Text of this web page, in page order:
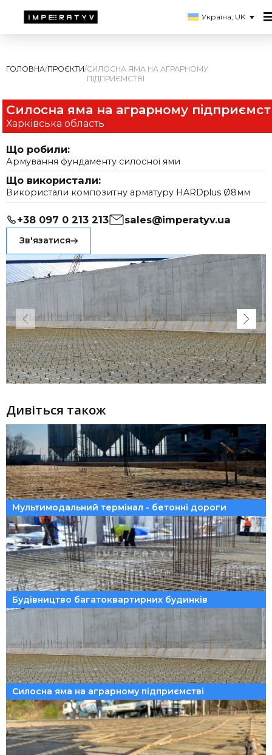
Україна, UK
ГОЛОВНА/ПРОЄКТИ/СИЛОСНА ЯМА НА АГРАРНОМУ
ПІДПРИЄМСТВІ
Силосна яма на аграрному
Харківська область
Що робили:
Армування фундаменту силосної ями
Що використали:
Використали композитну арматуру HARDplus Ø8мм
+38 097 0 213 213 sales@imperatyv.ua
Зв'язатися
Дивіться також
Мультимодальний термінал - бетонні дороги
Будівництво багатоквартирних будинків
Силосна яма на аграрному підприємстві